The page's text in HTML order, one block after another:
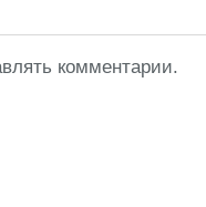
комментарии.